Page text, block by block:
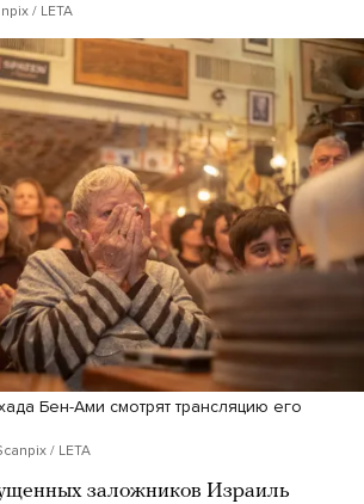
/ LETA
Бен-Ами смотрят трансляцию его
/ LETA
заложников Израиль